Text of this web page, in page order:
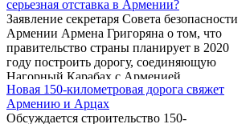
Armenia.
серьезная отставка в Армении?
Заявление секретаря Совета безопасности
Армении Армена Григоряна о том, что
правительство страны планирует в 2020
году построить дорогу, соединяющую
Нагорный Карабах с Арменией,
протяженность которой составит 150 км и
соединит города Капан и Гадрут, вызвало
большой общественный резонанс.
Новая 150-километровая дорога свяжет
Армению и Арцах
Обсуждается строительство 150-